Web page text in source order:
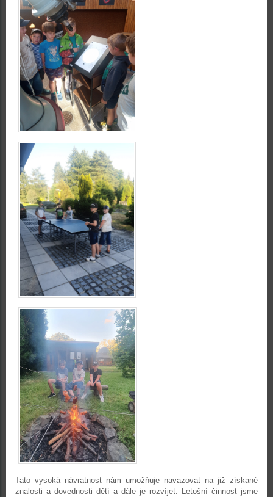
Tato vysoká návratnost nám umožňuje navazovat na již získané
znalosti a dovednosti dětí a dále je rozvíjet. Letošní činnost jsme